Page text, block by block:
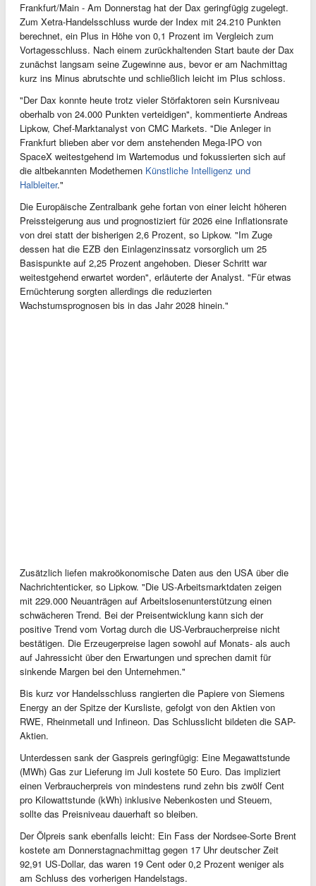
Frankfurt/Main - Am Donnerstag hat der Dax geringfügig zugelegt.
Zum Xetra-Handelsschluss wurde der Index mit 24.210 Punkten
berechnet, ein Plus in Höhe von 0,1 Prozent im Vergleich zum
Vortagesschluss. Nach einem zurückhaltenden Start baute der Dax
zunächst langsam seine Zugewinne aus, bevor er am Nachmittag
kurz ins Minus abrutschte und schließlich leicht im Plus schloss.
"Der Dax konnte heute trotz vieler Störfaktoren sein Kursniveau
oberhalb von 24.000 Punkten verteidigen", kommentierte Andreas
Lipkow, Chef-Marktanalyst von CMC Markets. "Die Anleger in
Frankfurt blieben aber vor dem anstehenden Mega-IPO von
SpaceX weitestgehend im Wartemodus und fokussierten sich auf
die altbekannten Modethemen Künstliche Intelligenz und
Halbleiter."
Die Europäische Zentralbank gehe fortan von einer leicht höheren
Preissteigerung aus und prognostiziert für 2026 eine Inflationsrate
von drei statt der bisherigen 2,6 Prozent, so Lipkow. "Im Zuge
dessen hat die EZB den Einlagenzinssatz vorsorglich um 25
Basispunkte auf 2,25 Prozent angehoben. Dieser Schritt war
weitestgehend erwartet worden", erläuterte der Analyst. "Für etwas
Ernüchterung sorgten allerdings die reduzierten
Wachstumsprognosen bis in das Jahr 2028 hinein."
Zusätzlich liefen makroökonomische Daten aus den USA über die
Nachrichtenticker, so Lipkow. "Die US-Arbeitsmarktdaten zeigen
mit 229.000 Neuanträgen auf Arbeitslosenunterstützung einen
schwächeren Trend. Bei der Preisentwicklung kann sich der
positive Trend vom Vortag durch die US-Verbraucherpreise nicht
bestätigen. Die Erzeugerpreise lagen sowohl auf Monats- als auch
auf Jahressicht über den Erwartungen und sprechen damit für
sinkende Margen bei den Unternehmen."
Bis kurz vor Handelsschluss rangierten die Papiere von Siemens
Energy an der Spitze der Kursliste, gefolgt von den Aktien von
RWE, Rheinmetall und Infineon. Das Schlusslicht bildeten die SAP-
Aktien.
Unterdessen sank der Gaspreis geringfügig: Eine Megawattstunde
(MWh) Gas zur Lieferung im Juli kostete 50 Euro. Das impliziert
einen Verbraucherpreis von mindestens rund zehn bis zwölf Cent
pro Kilowattstunde (kWh) inklusive Nebenkosten und Steuern,
sollte das Preisniveau dauerhaft so bleiben.
Der Ölpreis sank ebenfalls leicht: Ein Fass der Nordsee-Sorte Brent
kostete am Donnerstagnachmittag gegen 17 Uhr deutscher Zeit
92,91 US-Dollar, das waren 19 Cent oder 0,2 Prozent weniger als
am Schluss des vorherigen Handelstags.